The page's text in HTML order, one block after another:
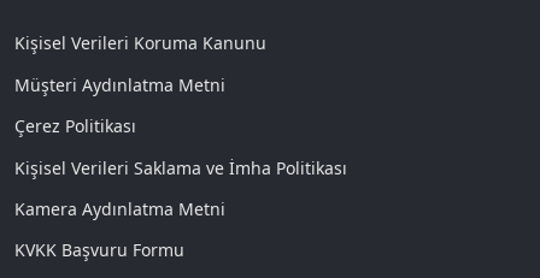
Kişisel Verileri Koruma Kanunu
Müşteri Aydınlatma Metni
Çerez Politikası
Kişisel Verileri Saklama ve İmha Politikası
Kamera Aydınlatma Metni
KVKK Başvuru Formu